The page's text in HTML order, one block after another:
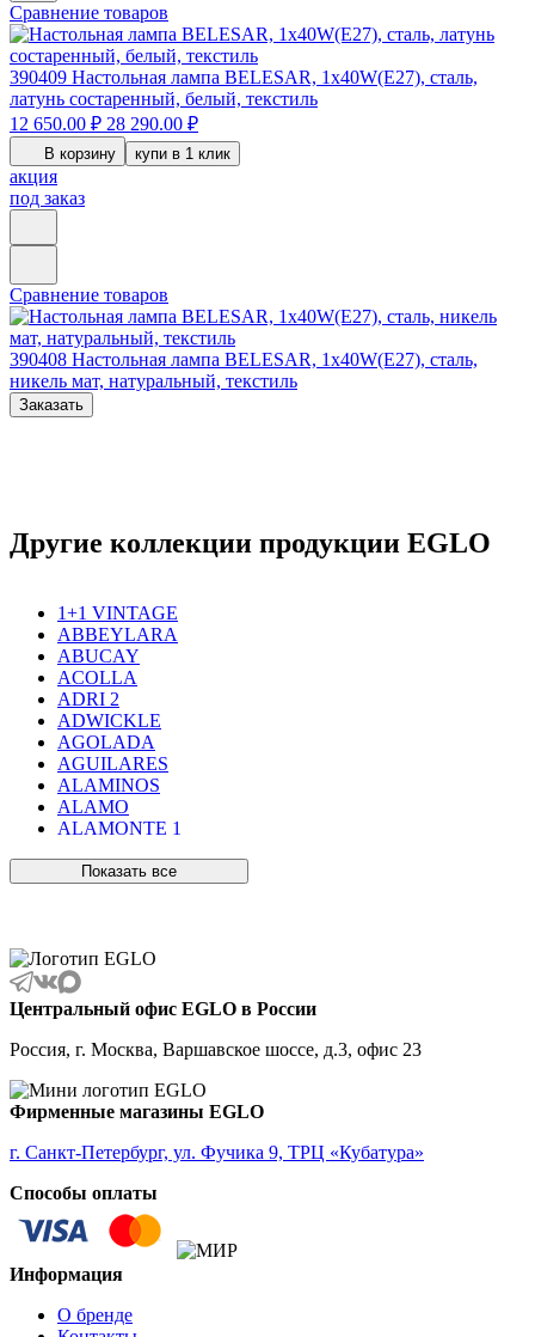
Сравнение товаров
390409 Настольная лампа BELESAR, 1x40W(E27), сталь,
латунь состаренный, белый, текстиль
12 650.00 ₽ 28 290.00 ₽
В корзину купи в 1 клик
акция
под заказ
Сравнение товаров
390408 Настольная лампа BELESAR, 1x40W(E27), сталь,
никель мат, натуральный, текстиль
Заказать
Другие коллекции продукции EGLO
1+1 VINTAGE
ABBEYLARA
ABUCAY
ACOLLA
ADRI 2
ADWICKLE
AGOLADA
AGUILARES
ALAMINOS
ALAMO
ALAMONTE 1
ALBARACCIN
ALCUDIA
ALDERNEY
ALMANZORA
ALMEIDA
ALMEIDA 2
ALMONTE
ALMUDAINA
ALOBRASE
ALSAGER
ALVEZ
AMADORA
AMAKUSA
AMBATOBE
AMBONDRONA
Показать все
Центральный офис EGLO в России
Россия, г. Москва, Варшавское шоссе, д.3, офис 23
Фирменные магазины EGLO
г. Санкт-Петербург, ул. Фучика 9, ТРЦ «Кубатура»
Способы оплаты
Информация
О бренде